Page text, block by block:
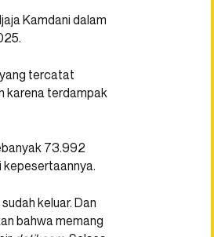
Kamdani dalam
tercatat
karena terdampak
73.992
kepesertaannya.
keluar. Dan
bahwa memang